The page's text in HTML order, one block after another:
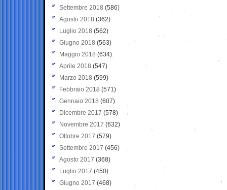
Settembre 2018 (586)
Agosto 2018 (362)
Luglio 2018 (562)
Giugno 2018 (563)
Maggio 2018 (634)
Aprile 2018 (547)
Marzo 2018 (599)
Febbraio 2018 (571)
Gennaio 2018 (607)
Dicembre 2017 (578)
Novembre 2017 (632)
Ottobre 2017 (579)
Settembre 2017 (456)
Agosto 2017 (368)
Luglio 2017 (450)
Giugno 2017 (468)